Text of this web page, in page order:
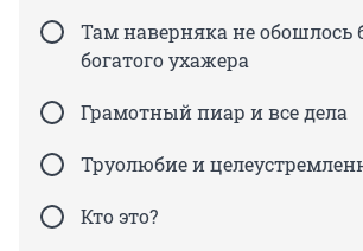
Там наверняка не обошлось
богатого ухажера
Грамотный пиар и все дела
Труолюбие и
Кто это?